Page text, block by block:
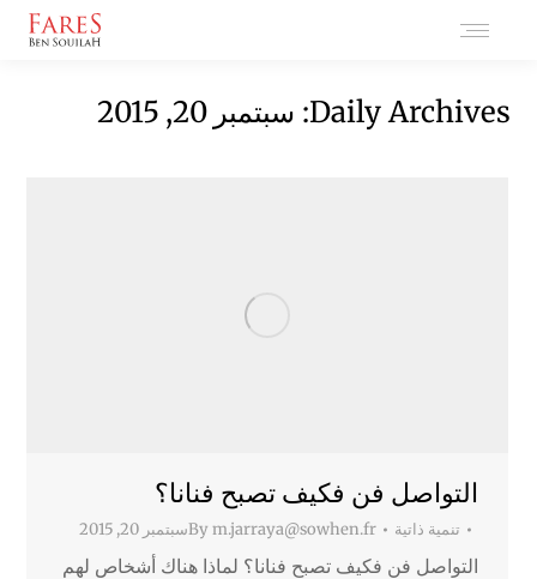
Daily Archives: سبتمبر 20, 2015
التواصل فن فكيف تصبح فنانا؟
تنمية ذاتية Bym.jarraya@sowhen.fr سبتمبر 20, 2015
التواصل فن فكيف تصبح فنانا؟ لماذا هناك أشخاص لهم